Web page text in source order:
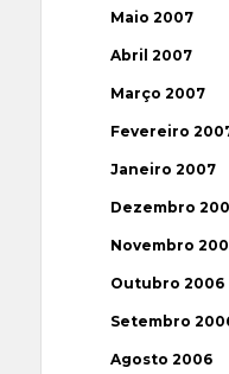
Maio 2007
Abril 2007
Março 2007
Fevereiro
Janeiro 2007
Dezembro
Novembro
Outubro 2006
Setembro
Agosto 2006